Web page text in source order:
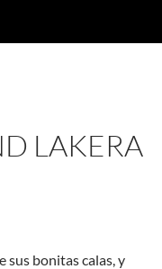
LAKERA
sus bonitas calas, y